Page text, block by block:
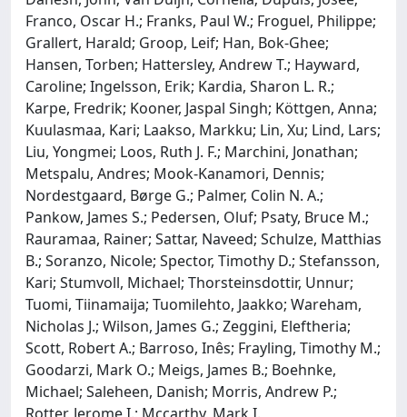
Franco, Oscar H.; Franks, Paul W.; Froguel, Philippe;
Grallert, Harald; Groop, Leif; Han, Bok-Ghee;
Hansen, Torben; Hattersley, Andrew T.; Hayward,
Caroline; Ingelsson, Erik; Kardia, Sharon L. R.;
Karpe, Fredrik; Kooner, Jaspal Singh; Köttgen, Anna;
Kuulasmaa, Kari; Laakso, Markku; Lin, Xu; Lind, Lars;
Liu, Yongmei; Loos, Ruth J. F.; Marchini, Jonathan;
Metspalu, Andres; Mook-Kanamori, Dennis;
Nordestgaard, Børge G.; Palmer, Colin N. A.;
Pankow, James S.; Pedersen, Oluf; Psaty, Bruce M.;
Rauramaa, Rainer; Sattar, Naveed; Schulze, Matthias
B.; Soranzo, Nicole; Spector, Timothy D.; Stefansson,
Kari; Stumvoll, Michael; Thorsteinsdottir, Unnur;
Tuomi, Tiinamaija; Tuomilehto, Jaakko; Wareham,
Nicholas J.; Wilson, James G.; Zeggini, Eleftheria;
Scott, Robert A.; Barroso, Inês; Frayling, Timothy M.;
Goodarzi, Mark O.; Meigs, James B.; Boehnke,
Michael; Saleheen, Danish; Morris, Andrew P.;
Rotter, Jerome I.; Mccarthy, Mark I.